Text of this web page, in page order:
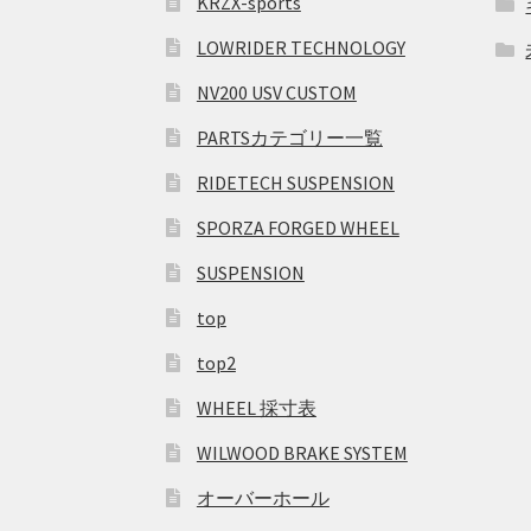
LOWRIDER TECHNOLOGY
NV200 USV CUSTOM
PARTSカテゴリー一覧
RIDETECH SUSPENSION
SPORZA FORGED WHEEL
SUSPENSION
top
top2
WHEEL 採寸表
WILWOOD BRAKE SYSTEM
オーバーホール